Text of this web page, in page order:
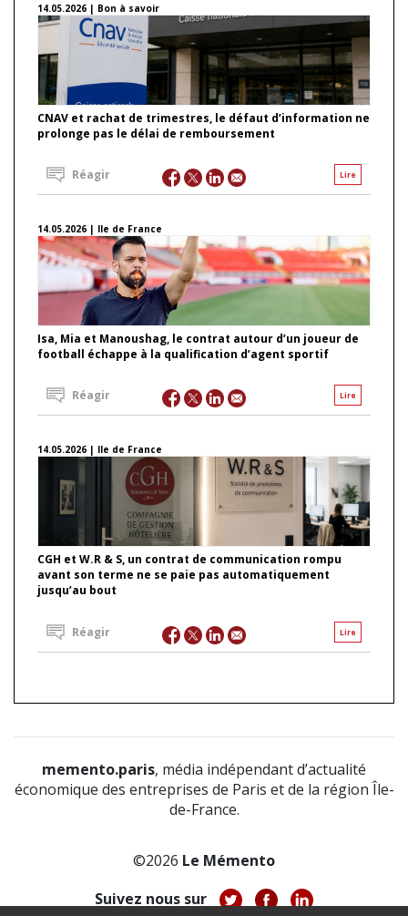
14.05.2026 | Bon à savoir
CNAV et rachat de trimestres, le défaut d’information ne
prolonge pas le délai de remboursement
Lire
Réagir
14.05.2026 | Ile de France
Isa, Mia et Manoushag, le contrat autour d’un joueur de
football échappe à la qualification d’agent sportif
Lire
Réagir
14.05.2026 | Ile de France
CGH et W.R & S, un contrat de communication rompu
avant son terme ne se paie pas automatiquement
jusqu’au bout
Lire
Réagir
memento.paris, média indépendant d’actualité
économique des entreprises de Paris et de la région Île-
de-France.
©2026 Le Mémento
Suivez nous sur